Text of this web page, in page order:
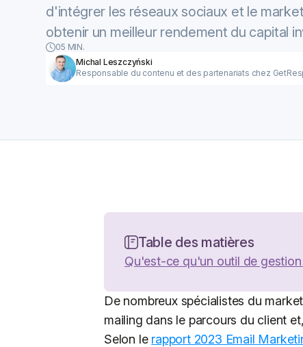
d'intégrer les réseaux sociaux et le
obtenir un meilleur rendement du capital
05 MIN.
Michal Leszczyński
Responsable du contenu et des partenariats chez
Table des matières
Qu'est-ce qu'un outil de
De nombreux spécialistes du
mailing dans le parcours du client
Selon le rapport 2023 Email